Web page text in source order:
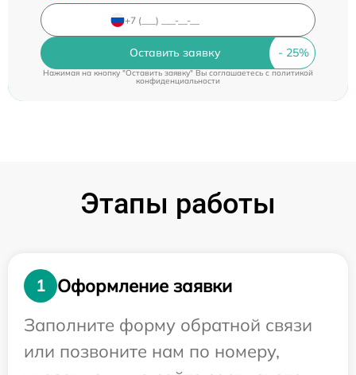
Оставить заявку
Нажимая на кнопку "Оставить заявку" Вы соглашаетесь cполитикой
конфиденциальности
Этапы работы
1
Оформление заявки
Заполните форму обратной связи
или позвоните нам по номеру,